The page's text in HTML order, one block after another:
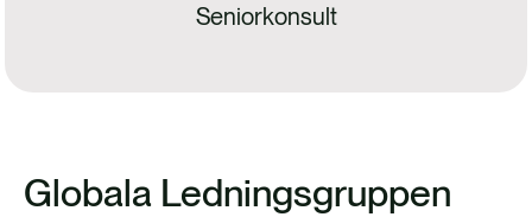
Seniorkonsult
Globala Ledningsgruppen